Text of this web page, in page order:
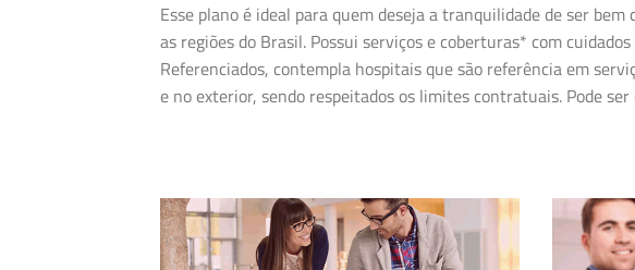
Esse plano é ideal para quem deseja a tranquilidade de ser
as regiões do Brasil. Possui serviços e coberturas* com
Referenciados, contempla hospitais que são referência em
e no exterior, sendo respeitados os limites contratuais. Pode